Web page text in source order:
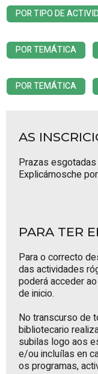
POR TIPO DE
POR TEMÁTICA
POR TEMÁTICA
AS
Prazas
Explicámosche
PARA TER
Para o correcto
das actividades
poderá acceder
de inicio.
No transcurso de
bibliotecario
subilas logo aos
e/ou incluílas en
os programas,